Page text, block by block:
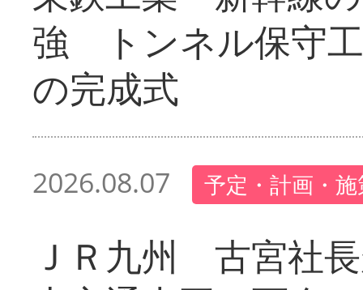
強 トンネル保守
の完成式
2026.08.07 予定・計画・
ＪＲ九州 古宮社